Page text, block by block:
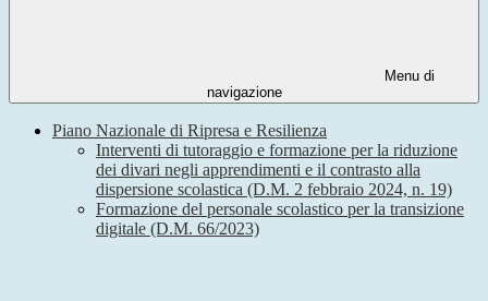
Menu di
navigazione
Piano Nazionale di Ripresa e Resilienza
Interventi di tutoraggio e formazione per la riduzione
dei divari negli apprendimenti e il contrasto alla
dispersione scolastica (D.M. 2 febbraio 2024, n. 19)
Formazione del personale scolastico per la transizione
digitale (D.M. 66/2023)